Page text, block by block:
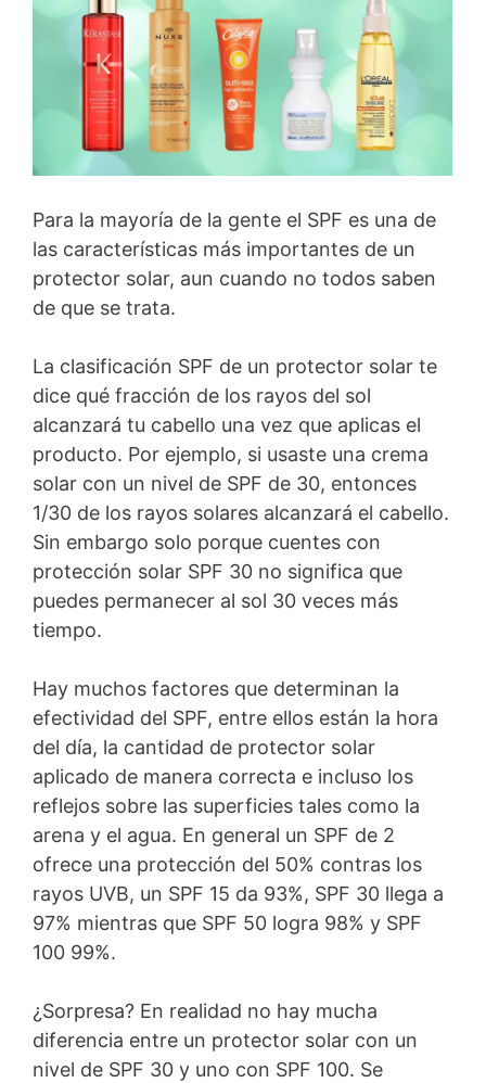
Para la mayoría de la gente el SPF es una de
las características más importantes de un
protector solar, aun cuando no todos saben
de que se trata.
La clasificación SPF de un protector solar te
dice qué fracción de los rayos del sol
alcanzará tu cabello una vez que aplicas el
producto. Por ejemplo, si usaste una crema
solar con un nivel de SPF de 30, entonces
1/30 de los rayos solares alcanzará el cabello.
Sin embargo solo porque cuentes con
protección solar SPF 30 no significa que
puedes permanecer al sol 30 veces más
tiempo.
Hay muchos factores que determinan la
efectividad del SPF, entre ellos están la hora
del día, la cantidad de protector solar
aplicado de manera correcta e incluso los
reflejos sobre las superficies tales como la
arena y el agua. En general un SPF de 2
ofrece una protección del 50% contras los
rayos UVB, un SPF 15 da 93%, SPF 30 llega a
97% mientras que SPF 50 logra 98% y SPF
100 99%.
¿Sorpresa? En realidad no hay mucha
diferencia entre un protector solar con un
nivel de SPF 30 y uno con SPF 100. Se